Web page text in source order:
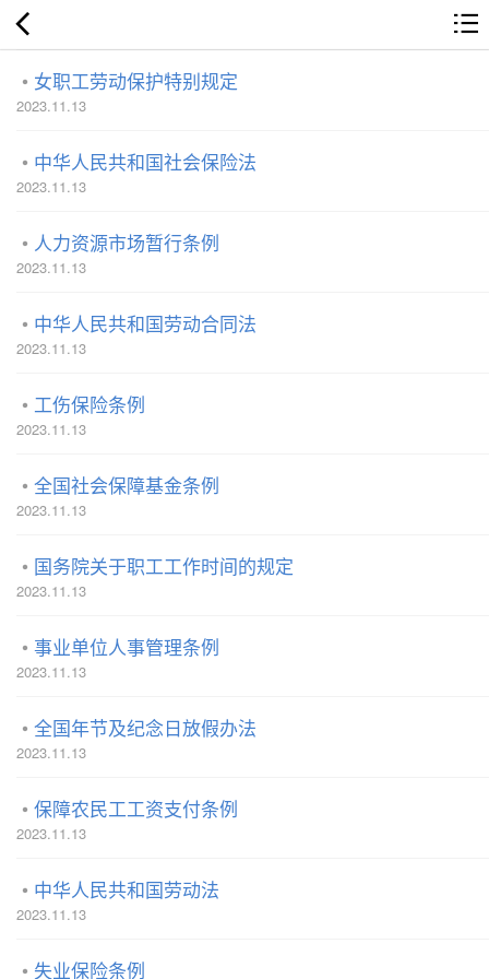
女职工劳动保护特别规定
2023.11.13
中华人民共和国社会保险法
2023.11.13
人力资源市场暂行条例
2023.11.13
中华人民共和国劳动合同法
2023.11.13
工伤保险条例
2023.11.13
全国社会保障基金条例
2023.11.13
国务院关于职工工作时间的规定
2023.11.13
事业单位人事管理条例
2023.11.13
全国年节及纪念日放假办法
2023.11.13
保障农民工工资支付条例
2023.11.13
中华人民共和国劳动法
2023.11.13
失业保险条例